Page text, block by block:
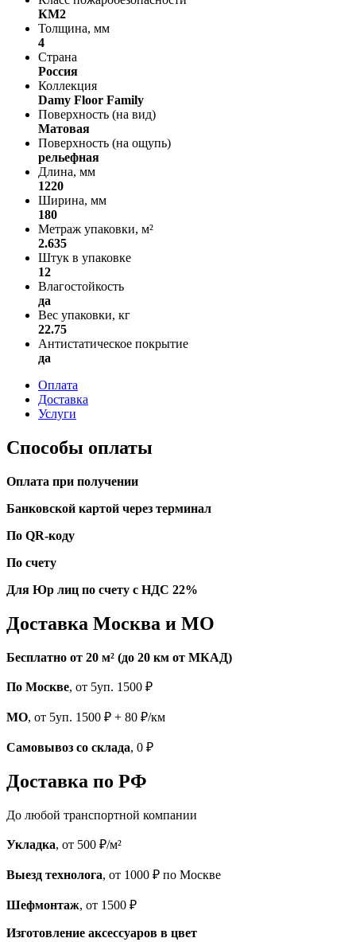
КМ2
Толщина, мм
4
Страна
Россия
Коллекция
Damy Floor Family
Поверхность (на вид)
Матовая
Поверхность (на ощупь)
рельефная
Длина, мм
1220
Ширина, мм
180
Метраж упаковки, м²
2.635
Штук в упаковке
12
Влагостойкость
да
Вес упаковки, кг
22.75
Антистатическое покрытие
да
Оплата
Доставка
Услуги
Способы оплаты
Оплата при получении
Банковской картой через терминал
По QR-коду
По счету
Для Юр лиц по счету с НДС 22%
Доставка Москва и МО
Бесплатно от 20 м² (до 20 км от МКАД)
По Москве, от 5уп. 1500 ₽
МО, от 5уп. 1500 ₽ + 80 ₽/км
Самовывоз со склада, 0 ₽
Доставка по РФ
До любой транспортной компании
Укладка, от 500 ₽/м²
Выезд технолога, от 1000 ₽ по Москве
Шефмонтаж, от 1500 ₽
Изготовление аксессуаров в цвет